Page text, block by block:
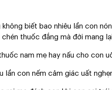
biết bao nhiêu lần con
chén thuốc đắng mà đời mang
nam mẹ hay nấu cho con
lần con nếm cảm giác uất